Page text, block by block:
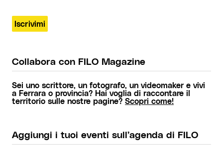
Collabora con FILO Magazine
Sei uno scrittore, un fotografo, un videomaker e vivi
a Ferrara o provincia? Hai voglia di raccontare il
territorio sulle nostre pagine? Scopri come!
Aggiungi i tuoi eventi sull’agenda di FILO